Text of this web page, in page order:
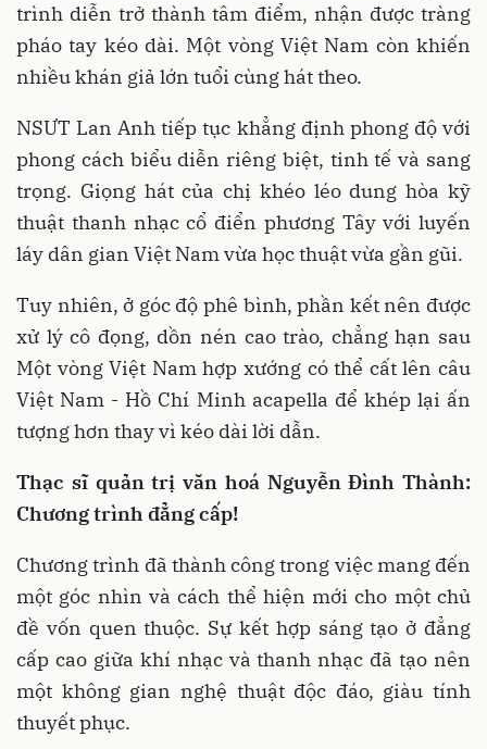
trình diễn trở thành tâm điểm, nhận được tràng
pháo tay kéo dài. Một vòng Việt Nam còn khiến
nhiều khán giả lớn tuổi cùng hát theo.
NSƯT Lan Anh tiếp tục khẳng định phong độ với
phong cách biểu diễn riêng biệt, tinh tế và sang
trọng. Giọng hát của chị khéo léo dung hòa kỹ
thuật thanh nhạc cổ điển phương Tây với luyến
láy dân gian Việt Nam vừa học thuật vừa gần gũi.
Tuy nhiên, ở góc độ phê bình, phần kết nên được
xử lý cô đọng, dồn nén cao trào, chẳng hạn sau
Một vòng Việt Nam hợp xướng có thể cất lên câu
Việt Nam - Hồ Chí Minh acapella để khép lại ấn
tượng hơn thay vì kéo dài lời dẫn.
Thạc sĩ quản trị văn hoá Nguyễn Đình Thành:
Chương trình đẳng cấp!
Chương trình đã thành công trong việc mang đến
một góc nhìn và cách thể hiện mới cho một chủ
đề vốn quen thuộc. Sự kết hợp sáng tạo ở đẳng
cấp cao giữa khí nhạc và thanh nhạc đã tạo nên
một không gian nghệ thuật độc đáo, giàu tính
thuyết phục.